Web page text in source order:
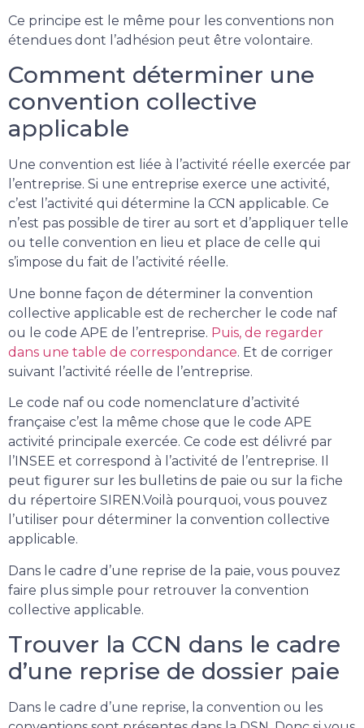
Ce principe est le même pour les conventions non
étendues dont l’adhésion peut être volontaire.
Comment déterminer une
convention collective
applicable
Une convention est liée à l’activité réelle exercée par
l’entreprise. Si une entreprise exerce une activité,
c’est l’activité qui détermine la CCN applicable. Ce
n’est pas possible de tirer au sort et d’appliquer telle
ou telle convention en lieu et place de celle qui
s’impose du fait de l’activité réelle.
Une bonne façon de déterminer la convention
collective applicable est de rechercher le code naf
ou le code APE de l’entreprise. Puis, de regarder
dans une table de correspondance. Et de corriger
suivant l’activité réelle de l’entreprise.
Le code naf ou code nomenclature d’activité
française c’est la même chose que le code APE
activité principale exercée. Ce code est délivré par
l’INSEE et correspond à l’activité de l’entreprise. Il
peut figurer sur les bulletins de paie ou sur la fiche
du répertoire SIREN.Voilà pourquoi, vous pouvez
l’utiliser pour déterminer la convention collective
applicable.
Dans le cadre d’une reprise de la paie, vous pouvez
faire plus simple pour retrouver la convention
collective applicable.
Trouver la CCN dans le cadre
d’une reprise de dossier paie
Dans le cadre d’une reprise, la convention ou les